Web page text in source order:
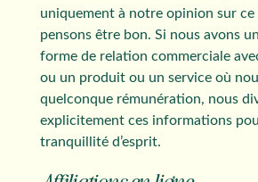
uniquement à notre opinion sur ce
pensons être bon. Si nous avons
forme de relation commerciale
ou un produit ou un service où
quelconque rémunération, nous
explicitement ces informations
tranquillité d’esprit.